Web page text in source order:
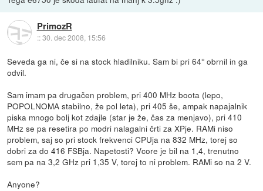
PrimozR
::30. dec 2008, 15:56
Seveda ga ni, če si na stock hladilniku. Sam bi pri 64° obrnil in ga
odvil.
Sam imam pa drugačen problem, pri 400 MHz boota (lepo,
POPOLNOMA stabilno, že pol leta), pri 405 še, ampak napajalnik
piska mnogo bolj kot zdajle (star je že, čas za menjavo), pri 410
MHz se pa resetira po modri nalagalni črti za XPje. RAMi niso
problem, saj so pri stock frekvenci CPUja na 832 MHz, torej so
dobri za do 416 FSBja. Napetosti? Vcore je bil na 1,4, trenutno
sem pa na 3,2 GHz pri 1,35 V, torej to ni problem. RAMi so na 2 V.
Anyone?